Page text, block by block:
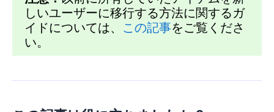
しいユーザーに移行する方法に関するガ
イドについては、 この記事をご覧くださ
い。